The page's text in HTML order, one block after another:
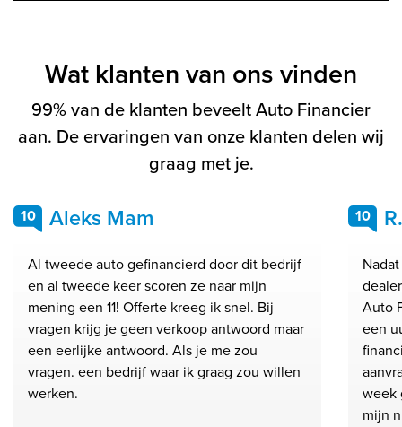
Wat klanten van ons vinden
99% van de klanten beveelt Auto Financier
aan. De ervaringen van onze klanten delen wij
graag met je.
10 Aleks Mam
Al tweede auto gefinancierd door dit bedrijf
en al tweede keer scoren ze naar mijn
mening een 11! Offerte kreeg ik snel. Bij
vragen krijg je geen verkoop antwoord maar
een eerlijke antwoord. Als je me zou
vragen. een bedrijf waar ik graag zou willen
werken.
10
Auto
een
week
mijn